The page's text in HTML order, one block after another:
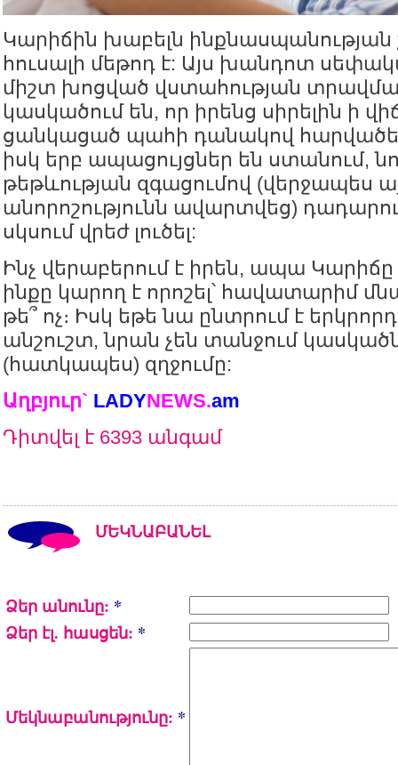
Կարիճին խաբելն
հուսալի մեթոդ է: Այս խանդոտ
միշտ խոցված վստահության
կասկածում են, որ իրենց սիրելին ի
ցանկացած պահի դանակով հարվածել
իսկ երբ ապացույցներ են ստանում,
թեթևության զգացումով (վերջապես
անորոշությունն ավարտվեց)
սկսում վրեժ լուծել:
Ինչ վերաբերում է իրեն, ապա Կարիճը
ինքը կարող է որոշել՝ հավատարիմ
թե՞ ոչ։ Իսկ եթե նա ընտրում է
անշուշտ, նրան չեն տանջում
(հատկապես) զղջումը:
Աղբյուր` LADYNEWS.am
Դիտվել է 6393 անգամ
ՄԵԿՆԱԲԱՆԵԼ
Ձեր անունը: *
Ձեր էլ. հասցեն: *
Մեկնաբանությունը: *